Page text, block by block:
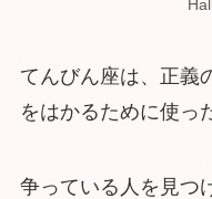
てんびん座は、正義
をはかるために使っ
争っている人を見つ